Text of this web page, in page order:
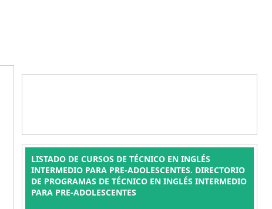
LISTADO DE CURSOS DE TÉCNICO EN INGLÉS
INTERMEDIO PARA PRE-ADOLESCENTES. DIRECTORIO
DE PROGRAMAS DE TÉCNICO EN INGLÉS INTERMEDIO
PARA PRE-ADOLESCENTES